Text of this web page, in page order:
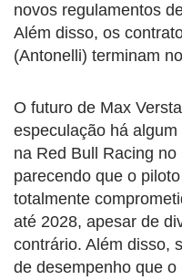
novos regulamentos
Além disso, os
(Antonelli) terminam
O futuro de Max
especulação há
na Red Bull Racing
parecendo que o
totalmente
até 2028, apesar de
contrário. Além disso,
de desempenho que